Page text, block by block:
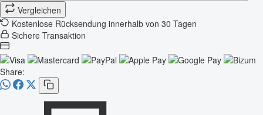
Vergleichen
Kostenlose Rücksendung innerhalb von 30 Tagen
Sichere Transaktion
Share: